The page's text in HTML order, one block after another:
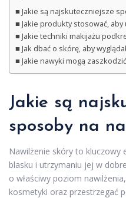
Jakie są najskuteczniejsze
Jakie produkty stosować,
Jakie techniki makijażu
Jak dbać o skórę, aby
Jakie nawyki mogą
Jakie są
sposoby na
Nawilżenie skóry to kluczowy
blasku i utrzymaniu jej w
o właściwy poziom
kosmetyki oraz przestrzegać